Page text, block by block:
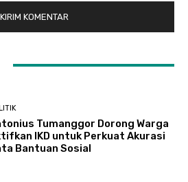
Tumanggor Dorong Warga
IKD untuk Perkuat Akurasi
Bantuan Sosial